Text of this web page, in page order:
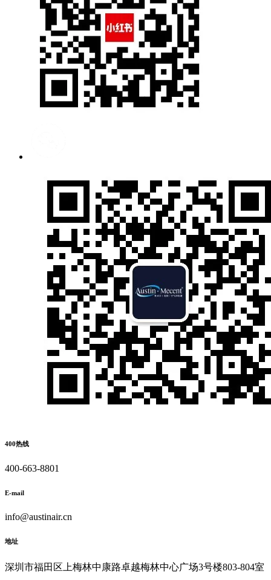
400热线
400-663-8801
E-mail
info@austinair.cn
地址
深圳市福田区上梅林中康路卓越梅林中心广场3号楼803-804室